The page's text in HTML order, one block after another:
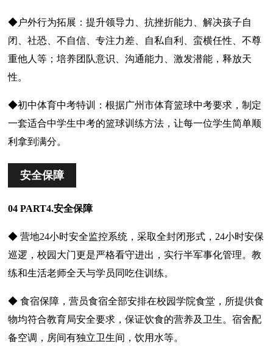
◆户外行为拓展：提升领导力、抗挫折能力、解决孩子自
闭、社恐、不自信、专注力差、自私自利、蛮横任性、不尊
重他人等；培养团队意识、沟通能力、激发潜能，释放天
性。
◆初中体育中考特训：根据广州市体育篮球中考要求，制定
一套适合中学生中考的篮球训练方法，让每一位学生简单顺
利拿到满分。
安全保障
04 PART4.安全保障
◆ 营地24小时安全监控系统，采取全封闭形式，24小时安保
巡逻，校园大门更是严格看守进出，实行半军事化管理。教
练和生活老师全天与学员同吃住训练。
◆ 食宿保障，营员食宿全部安排在校园学院食堂，所提供食
物均符合教育局安全要求，保证饮食的营养及卫生。宿舍配
备空调，房间有独立卫生间，饮用水等。